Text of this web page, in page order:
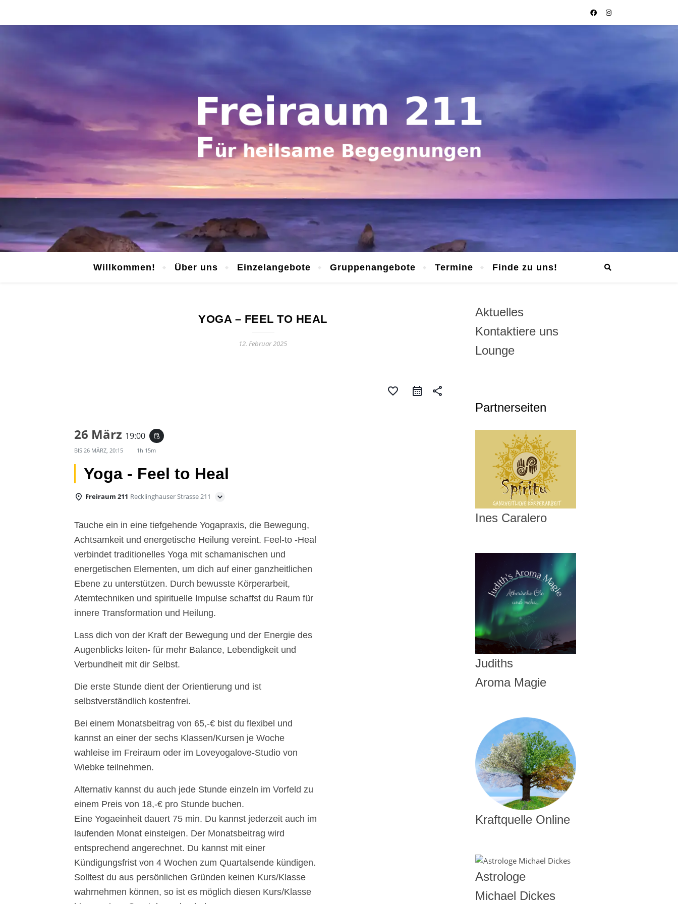
Willkommen! Über uns Einzelangebote Gruppenangebote Termine Finde zu uns!
YOGA – FEEL TO HEAL
12. Februar 2025
favorite_border share
26 März 19:00 event_repeat
BIS 26 MÄRZ, 20:15 1h 15m
Yoga - Feel to Heal
Freiraum 211 Recklinghauser Strasse 211
Tauche ein in eine tiefgehende Yogapraxis, die Bewegung,
Achtsamkeit und energetische Heilung vereint. Feel-to -Heal
verbindet traditionelles Yoga mit schamanischen und
energetischen Elementen, um dich auf einer ganzheitlichen
Ebene zu unterstützen. Durch bewusste Körperarbeit,
Atemtechniken und spirituelle Impulse schaffst du Raum für
innere Transformation und Heilung.
Lass dich von der Kraft der Bewegung und der Energie des
Augenblicks leiten- für mehr Balance, Lebendigkeit und
Verbundheit mit dir Selbst.
Die erste Stunde dient der Orientierung und ist
selbstverständlich kostenfrei.
Bei einem Monatsbeitrag von 65,-€ bist du flexibel und
kannst an einer der sechs Klassen/Kursen je Woche
wahleise im Freiraum oder im Loveyogalove-Studio von
Wiebke teilnehmen.
Alternativ kannst du auch jede Stunde einzeln im Vorfeld zu
einem Preis von 18,-€ pro Stunde buchen.
Eine Yogaeinheit dauert 75 min. Du kannst jederzeit auch im
laufenden Monat einsteigen. Der Monatsbeitrag wird
entsprechend angerechnet. Du kannst mit einer
Kündigungsfrist von 4 Wochen zum Quartalsende kündigen.
Solltest du aus persönlichen Gründen keinen Kurs/Klasse
wahrnehmen können, so ist es möglich diesen Kurs/Klasse
Aktuelles
Kontaktiere uns
Lounge
Partnerseiten
Ines Caralero
Judiths
Aroma Magie
Kraftquelle Online
Astrologe
Michael Dickes